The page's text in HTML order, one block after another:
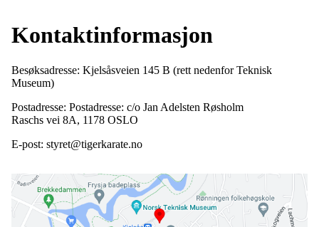
Kontaktinformasjon
Besøksadresse: Kjelsåsveien 145 B (rett nedenfor Teknisk
Museum)
Postadresse: Postadresse: c/o Jan Adelsten Røsholm
Raschs vei 8A, 1178 OSLO
E-post: styret@tigerkarate.no